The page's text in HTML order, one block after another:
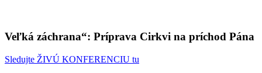
Veľká záchrana“: Príprava Cirkvi na príchod Pána
Sledujte ŽIVÚ KONFERENCIU tu